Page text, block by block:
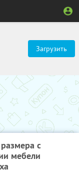
Загрузить
с
мебели